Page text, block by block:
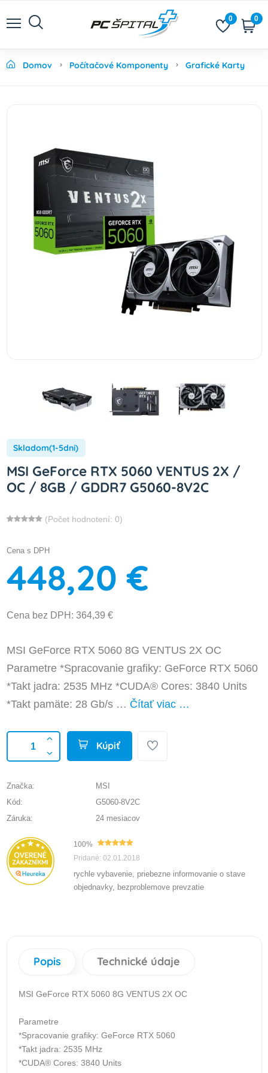
0 0
Domov Počítačové Komponenty Grafické Karty
Skladom(1-5dni)
MSI GeForce RTX 5060 VENTUS 2X /
OC / 8GB / GDDR7 G5060-8V2C
(Počet hodnotení: 0)
Cena s DPH
448,20 €
Cena bez DPH: 364,39 €
MSI GeForce RTX 5060 8G VENTUS 2X OC
Parametre *Spracovanie grafiky: GeForce RTX 5060
*Takt jadra: 2535 MHz *CUDA® Cores: 3840 Units
*Takt pamäte: 28 Gb/s … Čítať viac …
Kúpiť
Značka:
MSI
Kód:
G5060-8V2C
Záruka:
24 mesiacov
100%
Pridané: 02.01.2018
rychle vybavenie, priebezne informovanie o stave
objednavky, bezproblemove prevzatie
Popis Technické údaje
MSI GeForce RTX 5060 8G VENTUS 2X OC
Parametre
*Spracovanie grafiky: GeForce RTX 5060
*Takt jadra: 2535 MHz
*CUDA® Cores: 3840 Units